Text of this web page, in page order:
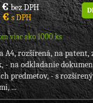
€bez DPH
€s DPH
viac ako 1000 ks
A4, rozšírená, na patent,
- na odkladanie
predmetov, - s
...